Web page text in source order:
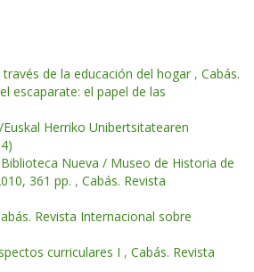
de la educación del hogar , Cabás.
escaparate: el papel de las
Herriko Unibertsitatearen
Nueva / Museo de Historia de
361 pp. , Cabás. Revista
Revista Internacional sobre
curriculares I , Cabás. Revista